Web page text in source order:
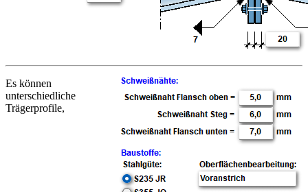
Es können
unterschiedliche
Trägerprofile,